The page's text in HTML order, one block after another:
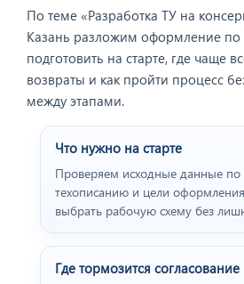
По теме «Разработка ТУ на
Казань разложим оформление по
подготовить на старте, где чаще
возвраты и как пройти процесс
между этапами.
Что нужно на старте
Проверяем исходные данные по
техописанию и цели
выбрать рабочую схему без
Где тормозится согласование